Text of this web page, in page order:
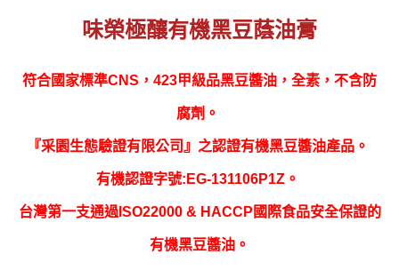
味榮極釀有機黑豆蔭油膏
符合國家標準CNS，423甲級品黑豆醬油，全素，不含防
腐劑。
『采園生態驗證有限公司』之認證有機黑豆醬油產品。
有機認證字號:EG-131106P1Z。
台灣第一支通過ISO22000 & HACCP國際食品安全保證的
有機黑豆醬油。